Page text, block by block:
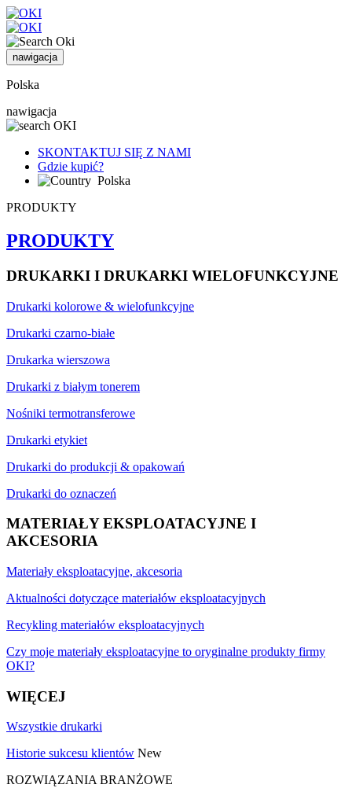
nawigacja
Polska
nawigacja
SKONTAKTUJ SIĘ Z NAMI
Gdzie kupić?
Polska
PRODUKTY
PRODUKTY
DRUKARKI I DRUKARKI WIELOFUNKCYJNE
Drukarki kolorowe & wielofunkcyjne
Drukarki czarno-białe
Drukarka wierszowa
Drukarki z białym tonerem
Nośniki termotransferowe
Drukarki etykiet
Drukarki do produkcji & opakowań
Drukarki do oznaczeń
MATERIAŁY EKSPLOATACYJNE I
AKCESORIA
Materiały eksploatacyjne, akcesoria
Aktualności dotyczące materiałów eksploatacyjnych
Recykling materiałów eksploatacyjnych
Czy moje materiały eksploatacyjne to oryginalne produkty firmy
OKI?
WIĘCEJ
Wszystkie drukarki
Historie sukcesu klientów New
ROZWIĄZANIA BRANŻOWE